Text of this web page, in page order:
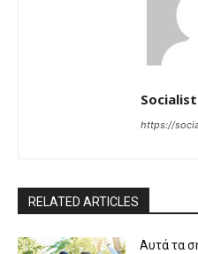
https://
RELATED ARTICLES
Αυτά τα